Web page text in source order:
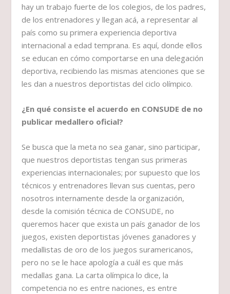
hay un trabajo fuerte de los colegios, de los padres,
de los entrenadores y llegan acá, a representar al
país como su primera experiencia deportiva
internacional a edad temprana. Es aquí, donde ellos
se educan en cómo comportarse en una delegación
deportiva, recibiendo las mismas atenciones que se
les dan a nuestros deportistas del ciclo olímpico.
¿En qué consiste el acuerdo en CONSUDE de no
publicar medallero oficial?
Se busca que la meta no sea ganar, sino participar,
que nuestros deportistas tengan sus primeras
experiencias internacionales; por supuesto que los
técnicos y entrenadores llevan sus cuentas, pero
nosotros internamente desde la organización,
desde la comisión técnica de CONSUDE, no
queremos hacer que exista un país ganador de los
juegos, existen deportistas jóvenes ganadores y
medallistas de oro de los juegos suramericanos,
pero no se le hace apología a cuál es que más
medallas gana. La carta olímpica lo dice, la
competencia no es entre naciones, es entre